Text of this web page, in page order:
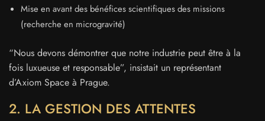
Mise en avant des bénéfices scientifiques des missions
(recherche en microgravité)
“Nous devons démontrer que notre industrie peut être à la
fois luxueuse et responsable”, insistait un représentant
d’Axiom Space à Prague.
2. LA GESTION DES ATTENTES